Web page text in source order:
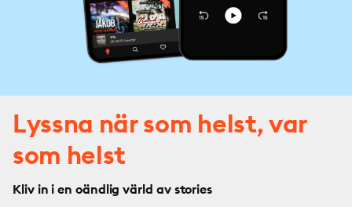
Lyssna när som helst, var
som helst
Kliv in i en oändlig värld av stories